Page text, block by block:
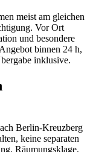
meist am gleichen
Vor Ort
und besondere
binnen 24 h,
inklusive.
Berlin-Kreuzberg
keine separaten
Räumungsklage,